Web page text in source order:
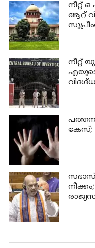
നീറ്റ്
ആറ്
നീറ്റ്
കേസ്;